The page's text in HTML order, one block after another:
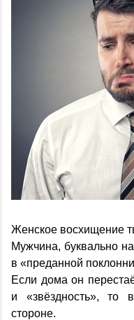
Женское восхищение
Мужчина, буквально
в «преданной
Если дома он
и «звёздность», то
стороне.